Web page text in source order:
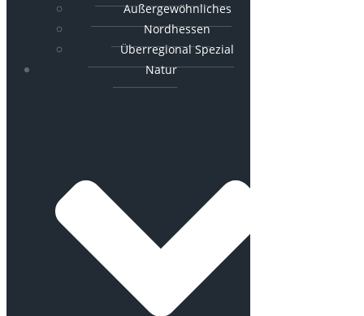
Außergewöhnliches
Nordhessen
Überregional Spezial
Natur